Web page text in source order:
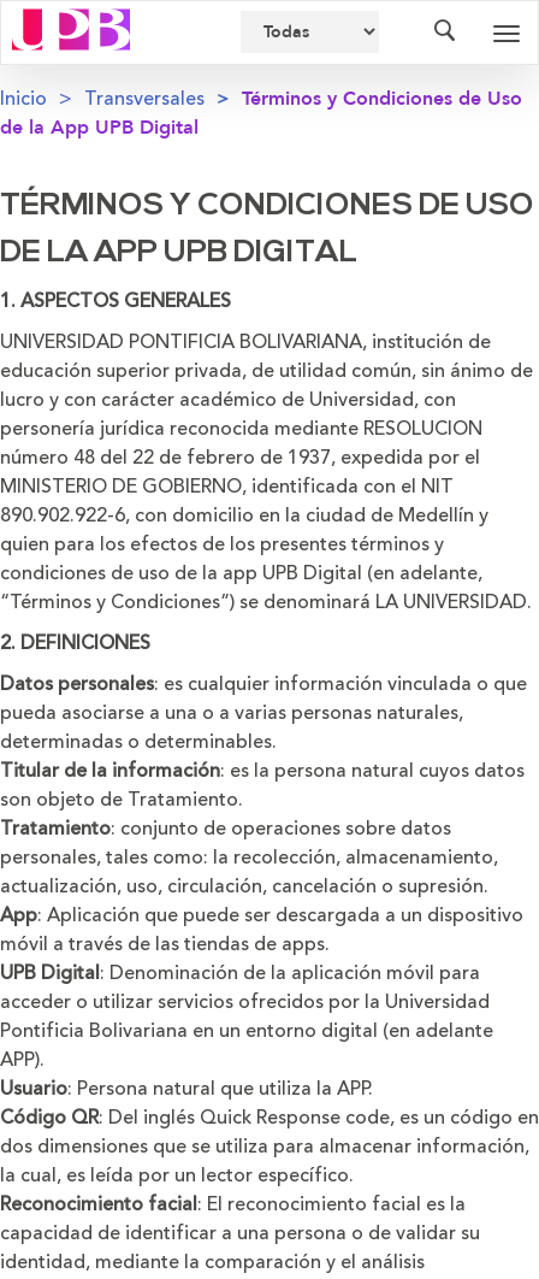
Inicio Transversales
Términos y Condiciones de Uso
de la App UPB Digital
TÉRMINOS Y CONDICIONES DE USO
DE LA APP UPB DIGITAL
1. ASPECTOS GENERALES
UNIVERSIDAD PONTIFICIA BOLIVARIANA, institución de
educación superior privada, de utilidad común, sin ánimo de
lucro y con carácter académico de Universidad, con
personería jurídica reconocida mediante RESOLUCION
número 48 del 22 de febrero de 1937, expedida por el
MINISTERIO DE GOBIERNO, identificada con el NIT
890.902.922-6, con domicilio en la ciudad de Medellín y
quien para los efectos de los presentes términos y
condiciones de uso de la app UPB Digital (en adelante,
“Términos y Condiciones”) se denominará LA UNIVERSIDAD.
2. DEFINICIONES
Datos personales: es cualquier información vinculada o que
pueda asociarse a una o a varias personas naturales,
determinadas o determinables.
Titular de la información: es la persona natural cuyos datos
son objeto de Tratamiento.
Tratamiento: conjunto de operaciones sobre datos
personales, tales como: la recolección, almacenamiento,
actualización, uso, circulación, cancelación o supresión.
App: Aplicación que puede ser descargada a un dispositivo
móvil a través de las tiendas de apps.
UPB Digital: Denominación de la aplicación móvil para
acceder o utilizar servicios ofrecidos por la Universidad
Pontificia Bolivariana en un entorno digital (en adelante
APP).
Usuario: Persona natural que utiliza la APP.
Código QR: Del inglés Quick Response code, es un código en
dos dimensiones que se utiliza para almacenar información,
la cual, es leída por un lector específico.
Reconocimiento facial: El reconocimiento facial es la
capacidad de identificar a una persona o de validar su
identidad, mediante la comparación y el análisis